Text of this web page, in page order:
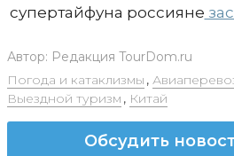
супертайфуна россияне
Автор: Редакция TourDom.ru
Погода и катаклизмы ,
Выездной туризм , Китай
Обсудить